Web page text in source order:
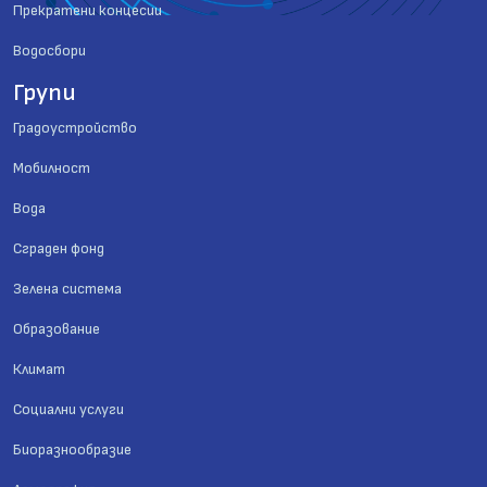
Прекратени концесии
Водосбори
Групи
Градоустройство
Мобилност
Вода
Сграден фонд
Зелена система
Образование
Климат
Социални услуги
Биоразнообразие